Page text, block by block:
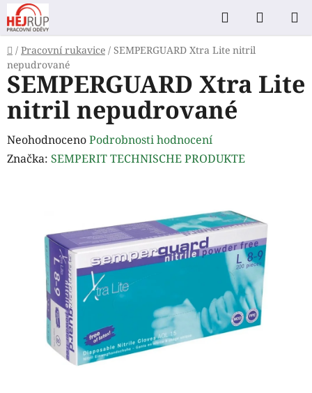
Přejít
na
obsah
Hledat
KOŠÍK
Domů
/ Pracovní rukavice / SEMPERGUARD Xtra Lite nitril
nepudrované
SEMPERGUARD Xtra Lite
nitril nepudrované
Průměrné
hodnocení
hvězdiček.
NeohodnocenoPodrobnosti hodnocení
Značka: SEMPERIT TECHNISCHE PRODUKTE